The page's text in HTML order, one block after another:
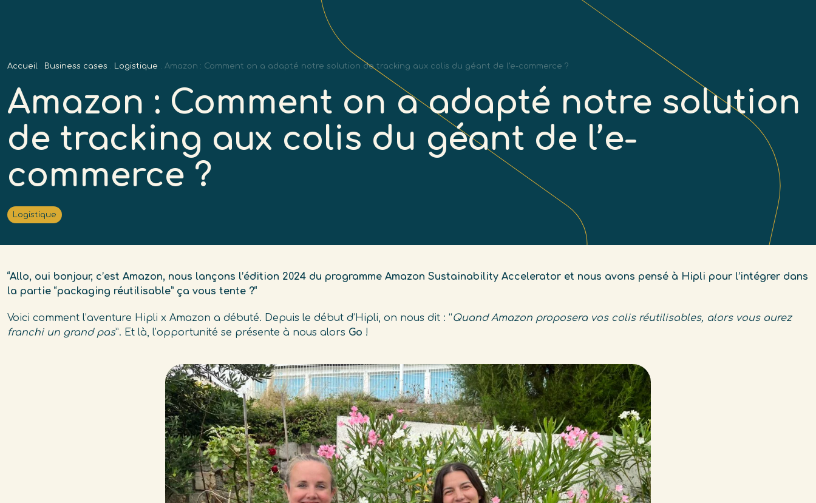
Particuliers Comment réutiliser mon colis ?
Accueil . Business cases . Logistique . Amazon : Comment on a adapté notre solution de tracking aux colis du géant de l’e-commerce ?
Amazon : Comment on a adapté notre solution
de tracking aux colis du géant de l’e-
commerce ?
Logistique
“Allo, oui bonjour, c’est Amazon, nous lançons l’édition 2024 du programme Amazon Sustainability Accelerator et nous avons pensé à Hipli pour l’intégrer dans
la partie “packaging réutilisable” ça vous tente ?“
Voici comment l’aventure Hipli x Amazon a débuté. Depuis le début d’Hipli, on nous dit : “Quand Amazon proposera vos colis réutilisables, alors vous aurez
franchi un grand pas”. Et là, l’opportunité se présente à nous alors Go !